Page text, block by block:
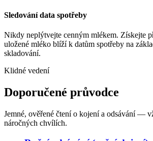
Sledování data spotřeby
Nikdy neplýtvejte cenným mlékem. Získejte
uložené mléko blíží k datům spotřeby na
skladování.
Klidné vedení
Doporučené průvodce
Jemné, ověřené čtení o kojení a odsávání —
náročných chvílích.